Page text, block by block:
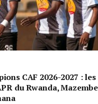
CAF 2026-2027 :
du Rwanda,